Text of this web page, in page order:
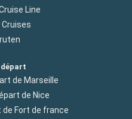
Line
de Marseille
de Nice
de Fort de france